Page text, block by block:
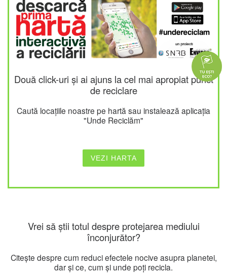
Două click-uri și ai ajuns la cel mai apropiat punct
de reciclare
Caută locațiile noastre pe hartă sau instalează aplicația
"Unde Reciclăm"
VEZI HARTA
Vrei să știi totul despre protejarea mediului
înconjurător?
Citește despre cum reduci efectele nocive asupra planetei,
dar și ce, cum și unde poți recicla.